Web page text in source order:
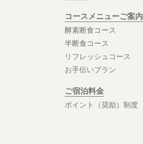
コースメニューご案内
酵素断食コース
半断食コース
リフレッシュコース
お手伝いプラン
ご宿泊料金
ポイント（奨励）制度